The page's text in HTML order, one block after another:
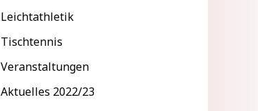
Leichtathletik
Tischtennis
Veranstaltungen
Aktuelles 2022/23